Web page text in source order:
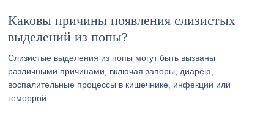
Каковы причины появления слизистых
выделений из попы?
Слизистые выделения из попы могут быть вызваны
различными причинами, включая запоры, диарею,
воспалительные процессы в кишечнике, инфекции или
геморрой.